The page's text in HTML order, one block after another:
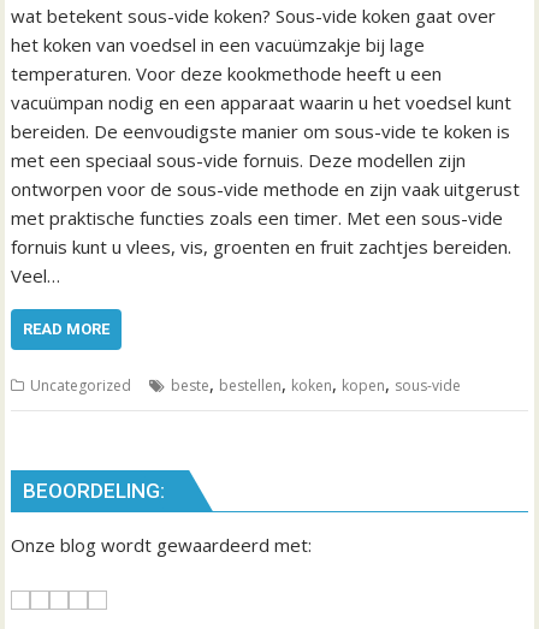
wat betekent sous-vide koken? Sous-vide koken gaat over
het koken van voedsel in een vacuümzakje bij lage
temperaturen. Voor deze kookmethode heeft u een
vacuümpan nodig en een apparaat waarin u het voedsel kunt
bereiden. De eenvoudigste manier om sous-vide te koken is
met een speciaal sous-vide fornuis. Deze modellen zijn
ontworpen voor de sous-vide methode en zijn vaak uitgerust
met praktische functies zoals een timer. Met een sous-vide
fornuis kunt u vlees, vis, groenten en fruit zachtjes bereiden.
Veel…
READ MORE
Uncategorized beste, bestellen, koken, kopen, sous-vide
BEOORDELING:
Onze blog wordt gewaardeerd met: